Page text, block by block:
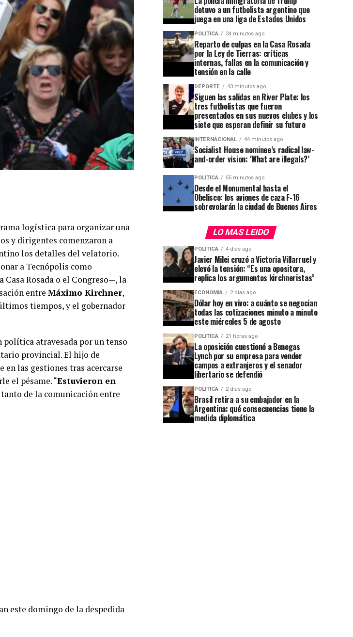
logística para organizar una
y dirigentes comenzaron a
los detalles del velatorio.
a Tecnópolis como
Rosada o el Congreso—, la
entre Máximo Kirchner,
tiempos, y el gobernador
atravesada por un tenso
provincial. El hijo de
las gestiones tras acercarse
el pésame. “Estuvieron en
de la comunicación entre
este domingo de la despedida
detuvo a un futbolista argentino que
juega en una liga de Estados Unidos
POLITICA 34 minutos ago
Reparto de culpas en la Casa Rosada
por la Ley de Tierras: críticas
internas, fallas en la comunicación y
tensión en la calle
DEPORTE 43 minutos ago
Siguen las salidas en River Plate: los
tres futbolistas que fueron
presentados en sus nuevos clubes y los
siete que esperan definir su futuro
INTERNACIONAL 44 minutos ago
Socialist House nominee’s radical law-
and-order vision: ‘What are illegals?’
POLITICA 55 minutos ago
Desde el Monumental hasta el
Obelisco: los aviones de caza F-16
sobrevolarán la ciudad de Buenos Aires
LO MAS LEIDO
POLITICA 4 días ago
Javier Milei cruzó a Victoria Villarruel y
elevó la tensión: “Es una opositora,
replica los argumentos kirchneristas”
ECONOMIA 2 días ago
Dólar hoy en vivo: a cuánto se negocian
todas las cotizaciones minuto a minuto
este miércoles 5 de agosto
POLITICA 21 horas ago
La oposición cuestionó a Benegas
Lynch por su empresa para vender
campos a extranjeros y el senador
libertario se defendió
POLITICA 2 días ago
Brasil retira a su embajador en la
Argentina: qué consecuencias tiene la
medida diplomática